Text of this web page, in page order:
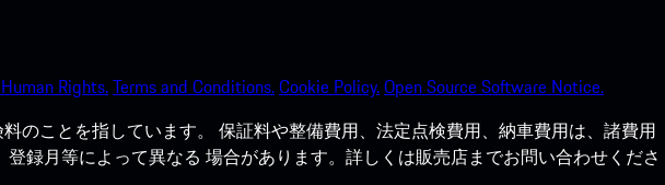
Rights.Terms and Conditions.Cookie Policy.Open Source Software Notice.
のことを指しています。 保証料や整備費用、法定点検費用、納車費用は、諸費用
録月等によって異なる 場合があります。詳しくは販売店までお問い合わせくださ